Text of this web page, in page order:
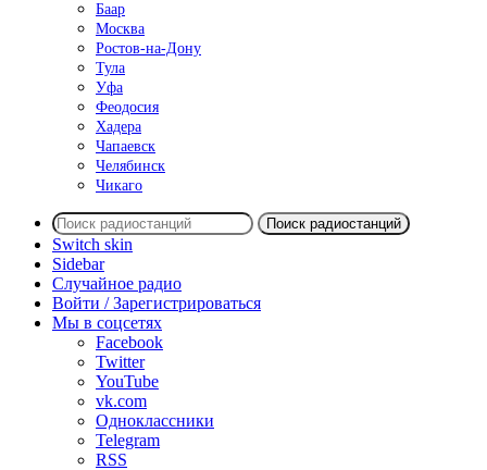
Баар
Москва
Ростов-на-Дону
Тула
Уфа
Феодосия
Хадера
Чапаевск
Челябинск
Чикаго
Поиск радиостанций
Switch skin
Sidebar
Случайное радио
Войти / Зарегистрироваться
Мы в соцсетях
Facebook
Twitter
YouTube
vk.com
Одноклассники
Telegram
RSS